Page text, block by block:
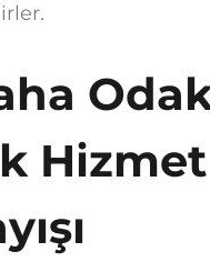
Hizmet